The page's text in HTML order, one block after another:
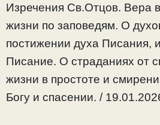
Изречения Св.Отцов. Вера
жизни по заповедям. О
постижении духа Писания,
Писание. О страданиях от
жизни в простоте и
Богу и спасении. /